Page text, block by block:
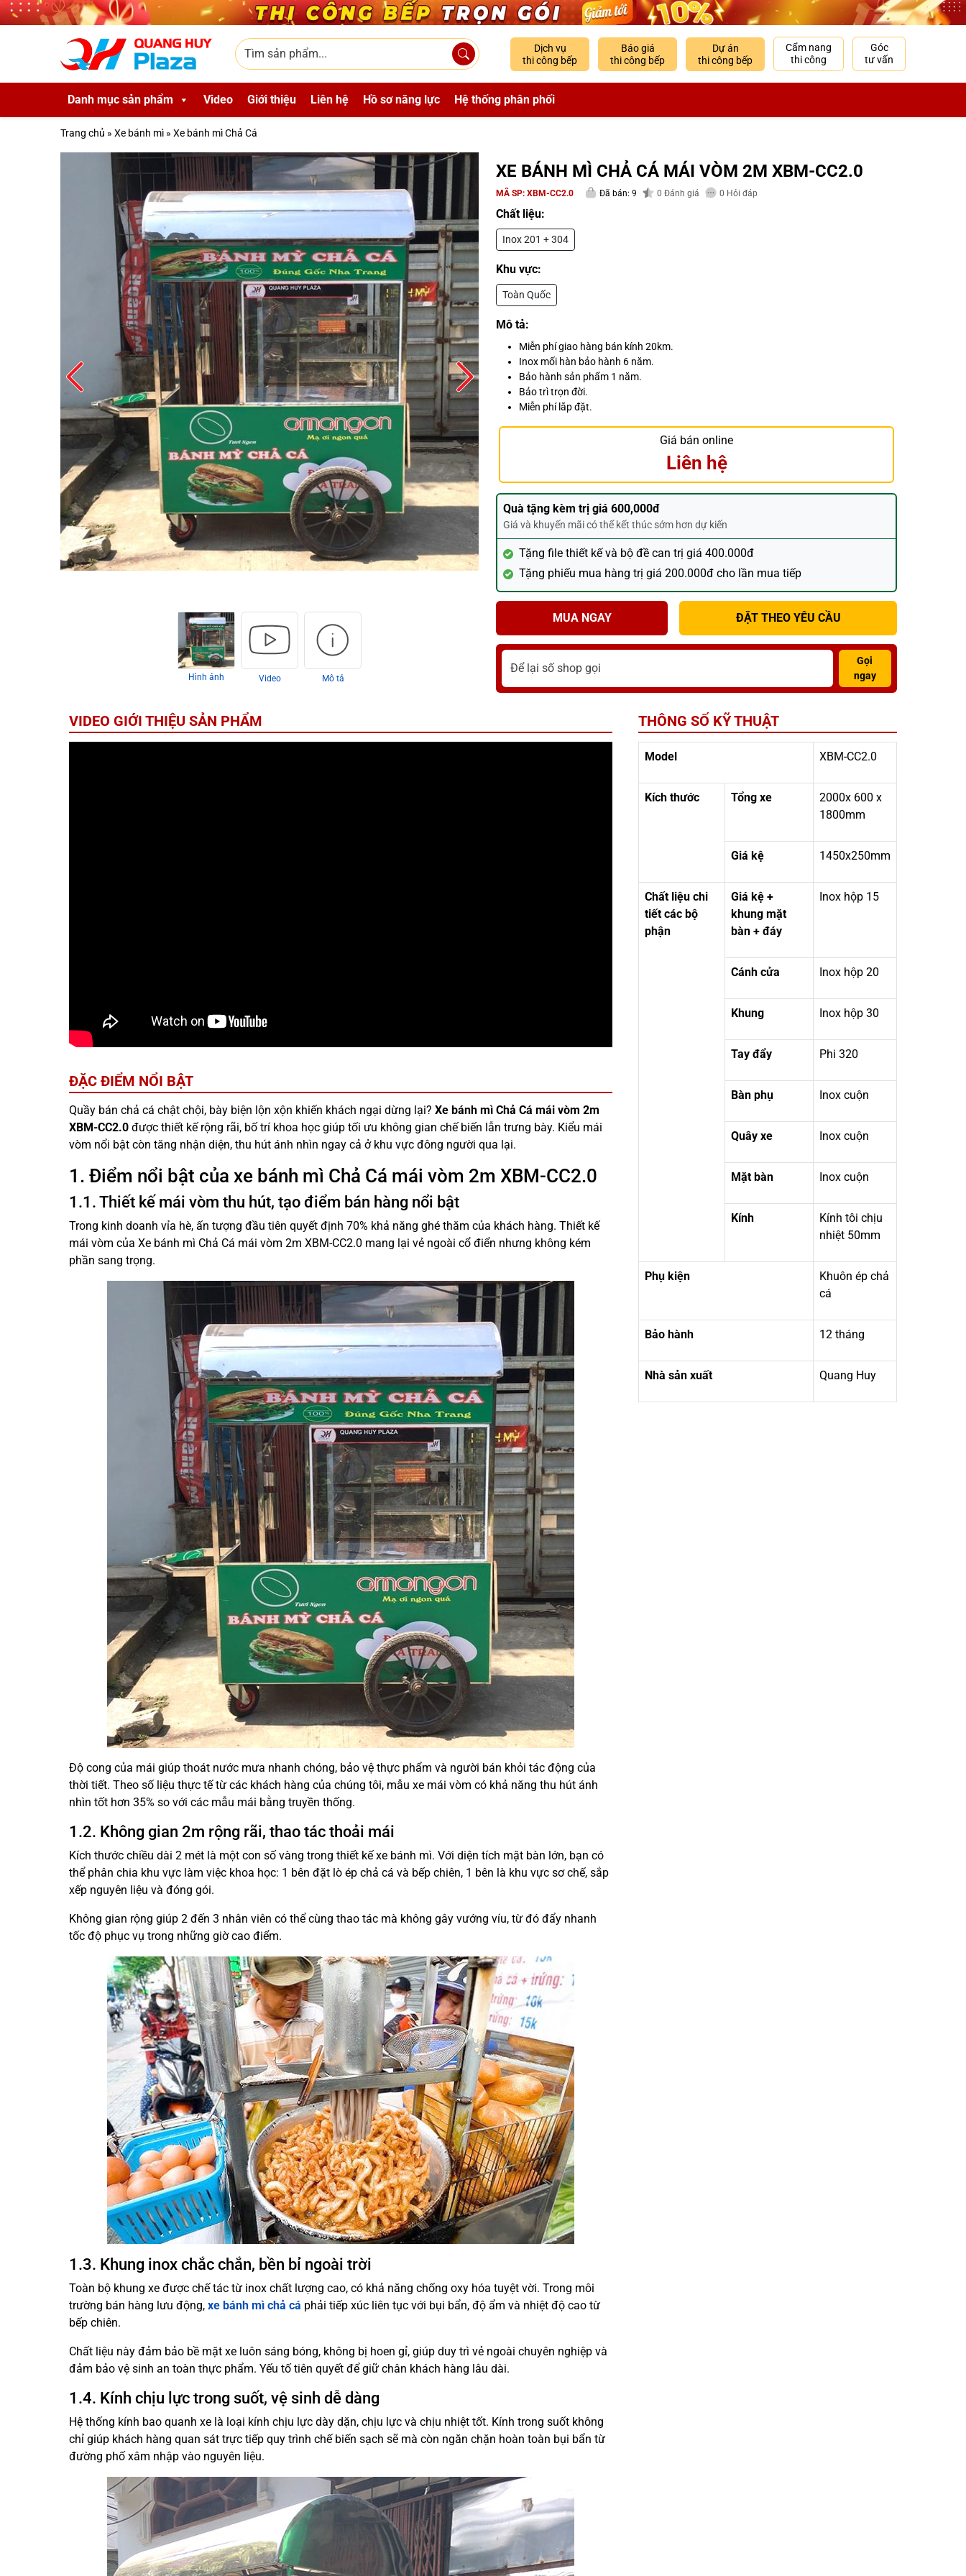
Skip to main content
Tìm sản phẩm
Dịch vụ
thi công bếp
Báo giá
thi công bếp
Dự án
thi công bếp
Cẩm nang
thi công
Góc
tư vấn
Danh mục sản phẩm Video Giới thiệu Liên hệ Hồ sơ năng lực Hệ thống phân phối
Trang chủ » Xe bánh mì » Xe bánh mì Chả Cá
Hình ảnh Video Mô tả
XE BÁNH MÌ CHẢ CÁ MÁI VÒM 2M XBM-CC2.0
MÃ SP: XBM-CC2.0 Đã bán: 9 0 Đánh giá 0 Hỏi đáp
Chất liệu:
Inox 201 + 304
Khu vực:
Toàn Quốc
Mô tả:
Miễn phí giao hàng bán kính 20km.
Inox mối hàn bảo hành 6 năm.
Bảo hành sản phẩm 1 năm.
Bảo trì trọn đời.
Miễn phí lắp đặt.
Giá bán online
Liên hệ
Quà tặng kèm trị giá 600,000đ
Giá và khuyến mãi có thể kết thúc sớm hơn dự kiến
Tặng file thiết kế và bộ đề can trị giá 400.000đ
Tặng phiếu mua hàng trị giá 200.000đ cho lần mua tiếp
MUA NGAY ĐẶT THEO YÊU CẦU
Gọi
ngay
THÔNG SỐ KỸ THUẬT
Model XBM-CC2.0
Kích thước Tổng xe
2000x 600 x
1800mm
Giá kệ 1450x250mm
Chất liệu chi
tiết các bộ
phận
Giá kệ +
khung mặt
bàn + đáy
Inox hộp 15
Cánh cửa Inox hộp 20
Khung Inox hộp 30
Tay đẩy Phi 320
Bàn phụ Inox cuộn
Quây xe Inox cuộn
Mặt bàn Inox cuộn
Kính
Kính tôi chịu
nhiệt 50mm
Phụ kiện
Khuôn ép chả
cá
Bảo hành 12 tháng
Nhà sản xuất Quang Huy
VIDEO GIỚI THIỆU SẢN PHẨM
ĐẶC ĐIỂM NỔI BẬT
Quầy bán chả cá chật chội, bày biện lộn xộn khiến khách ngại dừng lại? Xe bánh mì Chả Cá mái vòm 2m
XBM-CC2.0 được thiết kế rộng rãi, bố trí khoa học giúp tối ưu không gian chế biến lẫn trưng bày. Kiểu mái
vòm nổi bật còn tăng nhận diện, thu hút ánh nhìn ngay cả ở khu vực đông người qua lại.
1. Điểm nổi bật của xe bánh mì Chả Cá mái vòm 2m XBM-CC2.0
1.1. Thiết kế mái vòm thu hút, tạo điểm bán hàng nổi bật
Trong kinh doanh vỉa hè, ấn tượng đầu tiên quyết định 70% khả năng ghé thăm của khách hàng. Thiết kế
mái vòm của Xe bánh mì Chả Cá mái vòm 2m XBM-CC2.0 mang lại vẻ ngoài cổ điển nhưng không kém
phần sang trọng.
Độ cong của mái giúp thoát nước mưa nhanh chóng, bảo vệ thực phẩm và người bán khỏi tác động của
thời tiết. Theo số liệu thực tế từ các khách hàng của chúng tôi, mẫu xe mái vòm có khả năng thu hút ánh
nhìn tốt hơn 35% so với các mẫu mái bằng truyền thống.
1.2. Không gian 2m rộng rãi, thao tác thoải mái
Kích thước chiều dài 2 mét là một con số vàng trong thiết kế xe bánh mì. Với diện tích mặt bàn lớn, bạn có
thể phân chia khu vực làm việc khoa học: 1 bên đặt lò ép chả cá và bếp chiên, 1 bên là khu vực sơ chế, sắp
xếp nguyên liệu và đóng gói.
Không gian rộng giúp 2 đến 3 nhân viên có thể cùng thao tác mà không gây vướng víu, từ đó đẩy nhanh
tốc độ phục vụ trong những giờ cao điểm.
1.3. Khung inox chắc chắn, bền bỉ ngoài trời
Toàn bộ khung xe được chế tác từ inox chất lượng cao, có khả năng chống oxy hóa tuyệt vời. Trong môi
trường bán hàng lưu động, xe bánh mì chả cá phải tiếp xúc liên tục với bụi bẩn, độ ẩm và nhiệt độ cao từ
bếp chiên.
Chất liệu này đảm bảo bề mặt xe luôn sáng bóng, không bị hoen gỉ, giúp duy trì vẻ ngoài chuyên nghiệp và
đảm bảo vệ sinh an toàn thực phẩm. Yếu tố tiên quyết để giữ chân khách hàng lâu dài.
1.4. Kính chịu lực trong suốt, vệ sinh dễ dàng
Hệ thống kính bao quanh xe là loại kính chịu lực dày dặn, chịu lực và chịu nhiệt tốt. Kính trong suốt không
chỉ giúp khách hàng quan sát trực tiếp quy trình chế biến sạch sẽ mà còn ngăn chặn hoàn toàn bụi bẩn từ
đường phố xâm nhập vào nguyên liệu.